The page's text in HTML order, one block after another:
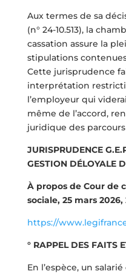
Aux termes de sa
(n° 24-10.513), la
cassation assure la
stipulations
Cette jurisprudence
interprétation
l’employeur qui
même de l’accord,
juridique des
JURISPRUDENCE
GESTION DÉLOYALE
À propos de Cour de
sociale, 25 mars 2026,
https://
° RAPPEL DES FAITS
En l’espèce, un